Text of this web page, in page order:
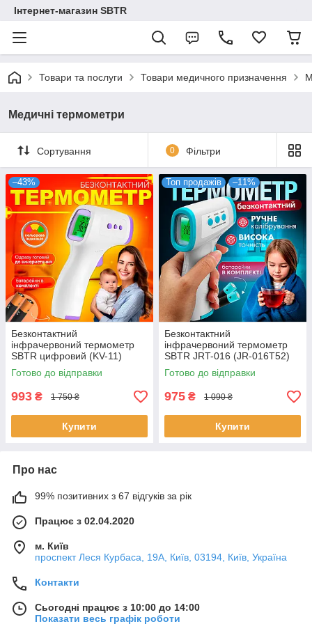
Інтернет-магазин SBTR
Товари та послуги Товари медичного призначення
Медичні термометри
Сортування 0 Фільтри
–43%
Безконтактний
інфрачервоний термометр
SBTR цифровий (KV-11)
Готово до відправки
993 ₴ 1 750 ₴
Купити
Топ продажів –11%
Безконтактний
інфрачервоний термометр
SBTR JRT-016 (JR-016T52)
Готово до відправки
975 ₴ 1 090 ₴
Купити
Про нас
99% позитивних з 67 відгуків за рік
Працює з 02.04.2020
м. Київ
проспект Леся Курбаса, 19А, Київ, 03194, Київ, Україна
Контакти
Сьогодні працює з 10:00 до 14:00
Показати весь графік роботи